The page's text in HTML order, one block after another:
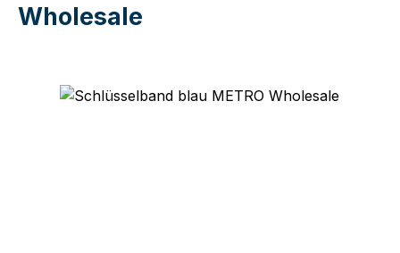
Wholesale
Bildergalerie überspringen